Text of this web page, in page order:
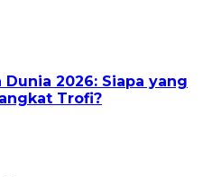
2026: Siapa yang
Trofi?